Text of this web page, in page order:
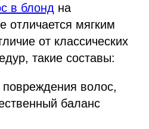
в блонд на
отличается мягким
от классических
такие составы:
волос,
баланс